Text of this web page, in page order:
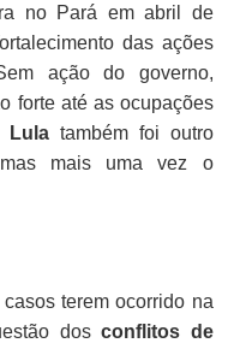
no Pará em abril de
das ações
ação do governo,
forte até as ocupações
Lulatambém foi outro
mas mais uma vez o
terem ocorrido na
dosconflitos de